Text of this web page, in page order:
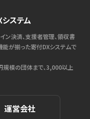
ステム
ン決済、支援者管理、領収書
能が揃った寄付DXシステムで
模の団体まで、3,000以上
運営会社